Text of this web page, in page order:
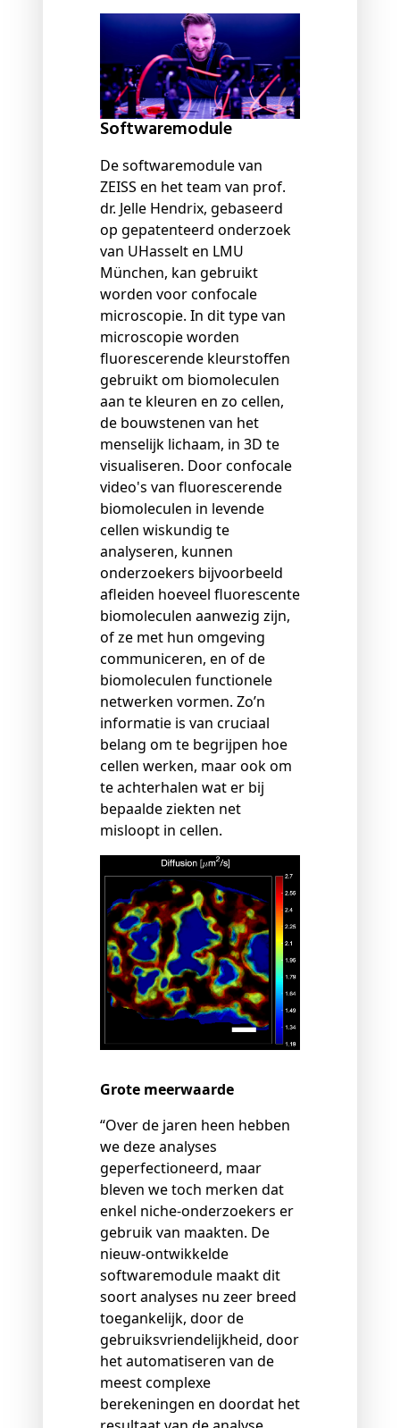
Softwaremodule
De softwaremodule van
ZEISS en het team van prof.
dr. Jelle Hendrix, gebaseerd
op gepatenteerd onderzoek
van UHasselt en LMU
München, kan gebruikt
worden voor confocale
microscopie. In dit type van
microscopie worden
fluorescerende kleurstoffen
gebruikt om biomoleculen
aan te kleuren en zo cellen,
de bouwstenen van het
menselijk lichaam, in 3D te
visualiseren. Door confocale
video's van fluorescerende
biomoleculen in levende
cellen wiskundig te
analyseren, kunnen
onderzoekers bijvoorbeeld
afleiden hoeveel fluorescente
biomoleculen aanwezig zijn,
of ze met hun omgeving
communiceren, en of de
biomoleculen functionele
netwerken vormen. Zo’n
informatie is van cruciaal
belang om te begrijpen hoe
cellen werken, maar ook om
te achterhalen wat er bij
bepaalde ziekten net
misloopt in cellen.
Grote meerwaarde
“Over de jaren heen hebben
we deze analyses
geperfectioneerd, maar
bleven we toch merken dat
enkel niche-onderzoekers er
gebruik van maakten. De
nieuw-ontwikkelde
softwaremodule maakt dit
soort analyses nu zeer breed
toegankelijk, door de
gebruiksvriendelijkheid, door
het automatiseren van de
meest complexe
berekeningen en doordat het